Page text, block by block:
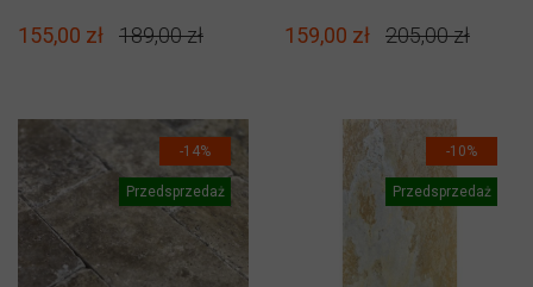
155,00 zł 189,00 zł 159,00 zł 205,00 zł
-14%
Przedsprzedaż
-10%
Przedsprzedaż